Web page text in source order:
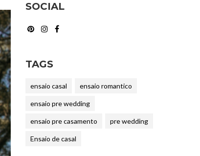
SOCIAL
TAGS
ensaio casal ensaio romantico
ensaio pre wedding
ensaio pre casamento pre wedding
Ensaio de casal